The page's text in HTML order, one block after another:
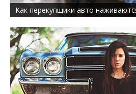
Как перекупщики авто